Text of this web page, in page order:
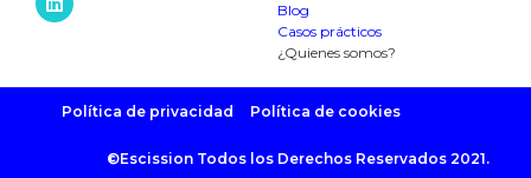
Blog
Casos prácticos
¿Quienes somos?
Política de privacidad Política de cookies
©Escission Todos los Derechos Reservados 2021.